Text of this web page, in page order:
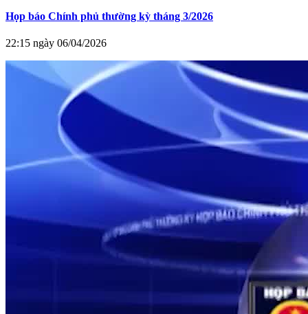
Họp báo Chính phủ thường kỳ tháng 3/2026
22:15 ngày 06/04/2026